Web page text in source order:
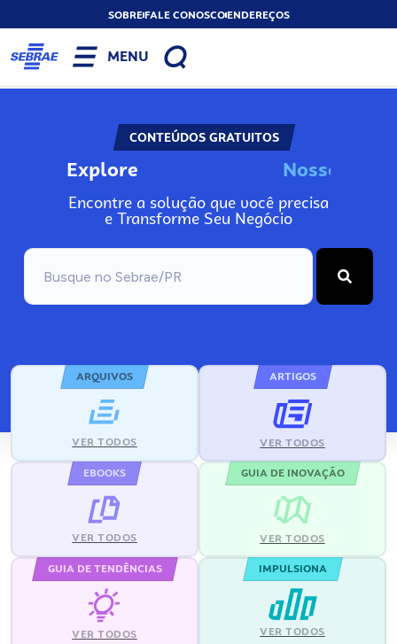
SOBREFALE CONOSCOENDEREÇOS
MENU
CONTEÚDOS GRATUITOS
Explore No
Encontre a solução que você precisa
e Transforme Seu Negócio
ARQUIVOS
VER TODOS
ARTIGOS
VER TODOS
EBOOKS
VER TODOS
GUIA DE INOVAÇÃO
VER TODOS
GUIA DE TENDÊNCIAS
VER TODOS
IMPULSIONA
VER TODOS